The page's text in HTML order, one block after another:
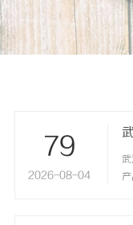
79
2026-08-04